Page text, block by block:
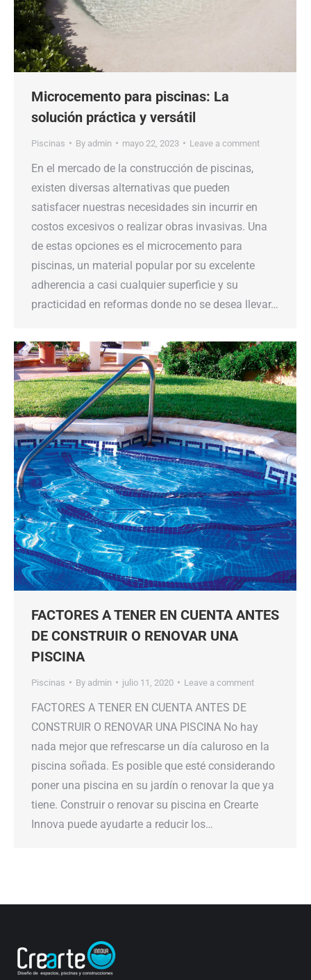
Microcemento para piscinas: La
solución práctica y versátil
Piscinas By admin mayo 22, 2023 Leave a comment
En el mercado de la construcción de piscinas,
existen diversas alternativas que pueden
satisfacer nuestras necesidades sin incurrir en
costos excesivos o realizar obras invasivas. Una
de estas opciones es el microcemento para
piscinas, un material popular por su excelente
adherencia a casi cualquier superficie y su
practicidad en reformas donde no se desea llevar…
FACTORES A TENER EN CUENTA ANTES
DE CONSTRUIR O RENOVAR UNA
PISCINA
Piscinas By admin julio 11, 2020 Leave a comment
FACTORES A TENER EN CUENTA ANTES DE
CONSTRUIR O RENOVAR UNA PISCINA No hay
nada mejor que refrescarse un día caluroso en la
piscina soñada. Es posible que esté considerando
poner una piscina en su jardín o renovar la que ya
tiene. Construir o renovar su piscina en Crearte
Innova puede ayudarte a reducir los…